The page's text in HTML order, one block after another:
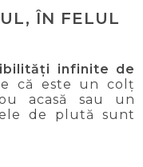
ÎN FELUL
infinite de
că este un colț
acasă sau un
de plută sunt